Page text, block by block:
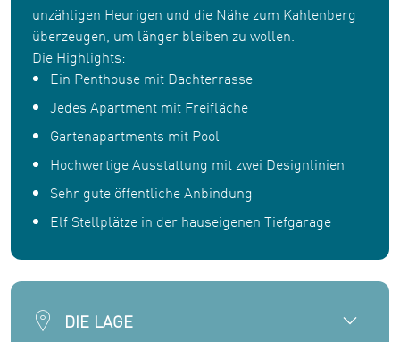
unzähligen Heurigen und die Nähe zum Kahlenberg
überzeugen, um länger bleiben zu wollen.
Die Highlights:
Ein Penthouse mit Dachterrasse
Jedes Apartment mit Freifläche
Gartenapartments mit Pool
Hochwertige Ausstattung mit zwei Designlinien
Sehr gute öffentliche Anbindung
Elf Stellplätze in der hauseigenen Tiefgarage
DIE LAGE